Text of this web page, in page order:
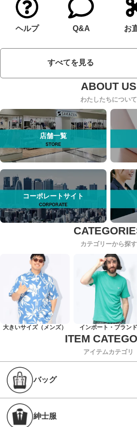
ヘルプ Q&A お
すべてを見る
わたしたちについて
店舗一覧
コーポレートサイト
カテゴリーから探す
大きいサイズ（メンズ） インポート・ブランド
アイテムカテゴリ
バッグ
紳士服